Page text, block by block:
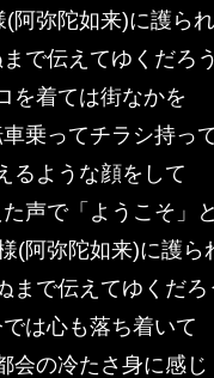
(阿弥陀如来)に護ら
で伝えてゆくだろう
を着ては街なかを
車乗ってチラシ持っ
るような顔をして
声で「ようこそ」と
(阿弥陀如来)に護ら
まで伝えてゆくだろ
は心も落ち着いて
会の冷たさ身に感じ